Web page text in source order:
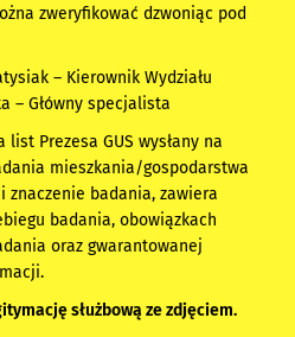
zweryfikować dzwoniąc pod
– Kierownik Wydziału
– Główny specjalista
Prezesa GUS wysłany na
mieszkania/gospodarstwa
znaczenie badania, zawiera
badania, obowiązkach
oraz gwarantowanej
służbową ze zdjęciem.